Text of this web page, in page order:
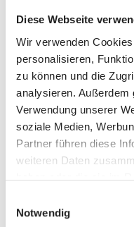
Diese Webseite
Wir verwenden
personalisieren,
zu können und die
analysieren. Außerdem
Verwendung unserer
soziale Medien,
Partner führen diese
weiteren Daten
haben oder die sie im
Notwendig
Was wir
Einen sicheren
wachsenden
Moderne